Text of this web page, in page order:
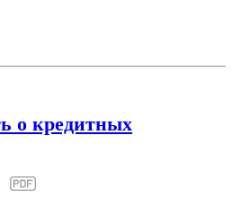
о кредитных